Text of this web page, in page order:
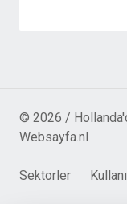
© 2026 /
Websayfa.nl
Sektorler